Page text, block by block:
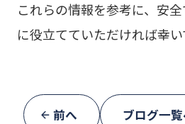
これらの情報を参考に、安
に役立てていただければ幸い
前へ ブログ一